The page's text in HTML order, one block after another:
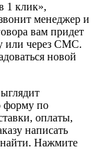
1 клик»,
менеджер и
вам придет
или через СМС.
новой
форму по
оплаты,
написать
Нажмите